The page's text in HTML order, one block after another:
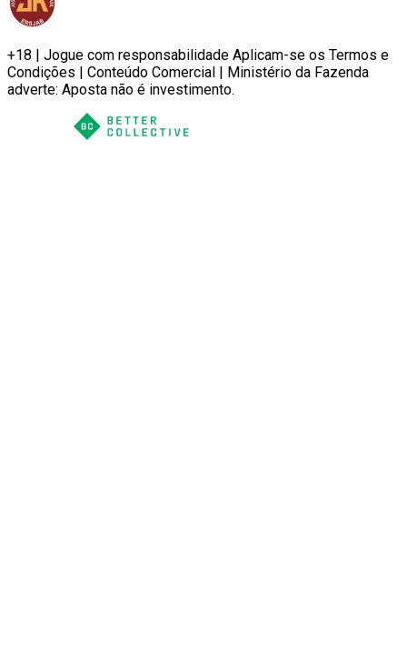
+18 | Jogue com responsabilidade Aplicam-se os Termos e
Condições | Conteúdo Comercial | Ministério da Fazenda
adverte: Aposta não é investimento.